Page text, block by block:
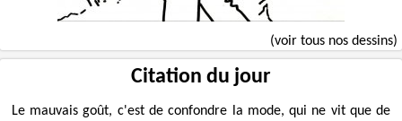
(voir tous nos dessins)
Citation du jour
Le mauvais goût, c'est de confondre la mode, qui ne vit que de